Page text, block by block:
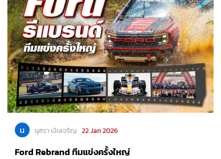
น นุสรา เงินเจริญ 22 Jan 2026
Ford Rebrand ทีมแข่งครั้งใหญ่